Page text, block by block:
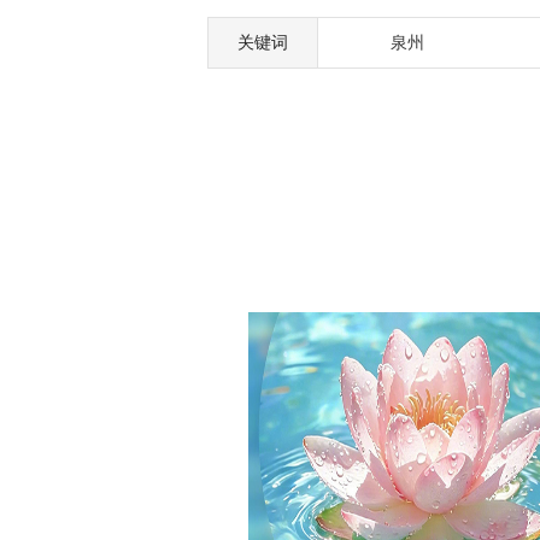
关键词 泉州